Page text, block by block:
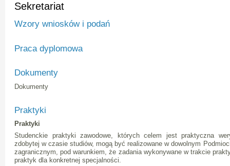
Sekretariat
Wzory wniosków i podań
Praca dyplomowa
Dokumenty
Dokumenty
Praktyki
Praktyki
Studenckie praktyki zawodowe, których celem jest praktyczna
zdobytej w czasie studiów, mogą być realizowane w dowolnym
zagranicznym, pod warunkiem, że zadania wykonywane w trakcie
praktyk dla konkretnej specjalności.